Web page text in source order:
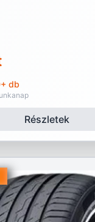
db
Részletek